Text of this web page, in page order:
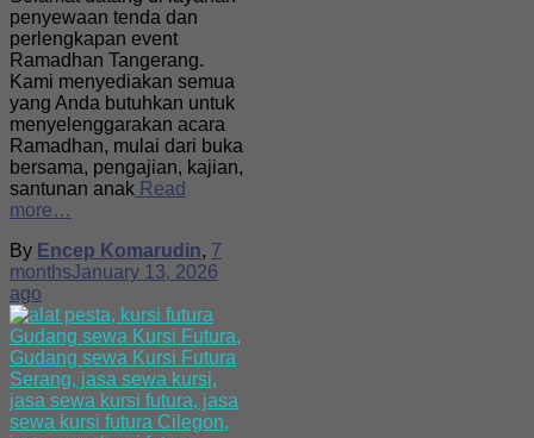
penyewaan tenda dan
perlengkapan event
Ramadhan Tangerang.
Kami menyediakan semua
yang Anda butuhkan untuk
menyelenggarakan acara
Ramadhan, mulai dari buka
bersama, pengajian, kajian,
santunan anak Read
more…
By Encep Komarudin, 7
monthsJanuary 13, 2026
ago